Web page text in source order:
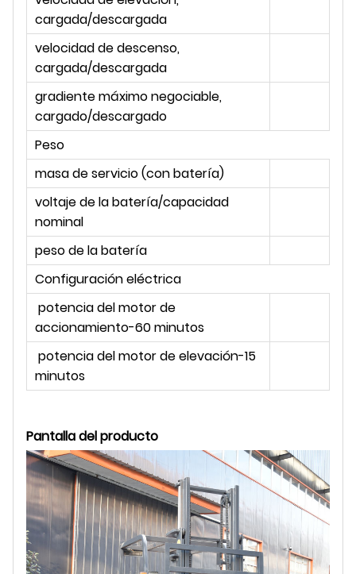
cargada/descargada
velocidad de descenso,
cargada/descargada
gradiente máximo negociable,
cargado/descargado
Peso
masa de servicio (con batería)
voltaje de la batería/capacidad
nominal
peso de la batería
Configuración eléctrica
potencia del motor de
accionamiento-60 minutos
potencia del motor de elevación-15
minutos
Pantalla del producto